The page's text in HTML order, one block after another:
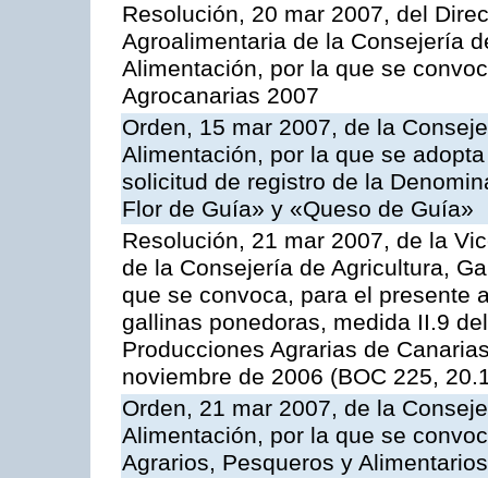
Resolución, 20 mar 2007, del
Agroalimentaria de la Consejería
Alimentación, por la que se
Agrocanarias 2007
Orden, 15 mar 2007, de la
Alimentación, por la que se
solicitud de registro de la
Flor de Guía» y «Queso de Guía»
Resolución, 21 mar 2007, de la
de la Consejería de Agricultura,
que se convoca, para el presente
gallinas ponedoras, medida II.9
Producciones Agrarias de
noviembre de 2006 (BOC 225,
Orden, 21 mar 2007, de la
Alimentación, por la que se
Agrarios, Pesqueros y